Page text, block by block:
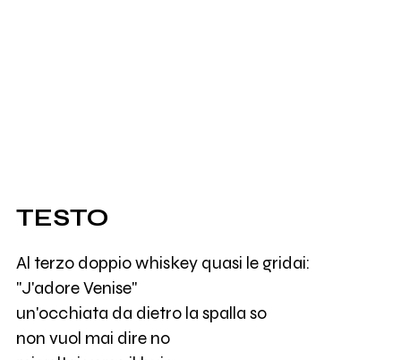
TESTO
Al terzo doppio whiskey quasi le gridai:
"J'adore Venise"
un'occhiata da dietro la spalla so
non vuol mai dire no